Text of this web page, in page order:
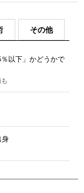
その他
以下」かどうかで
身